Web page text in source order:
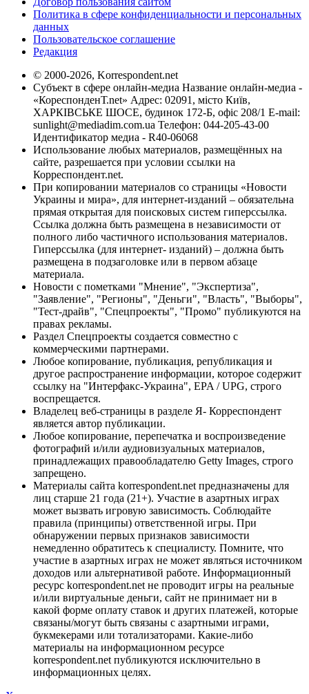
Политика в сфере конфиденциальности и персональных
данных
Пользовательское соглашение
Редакция
© 2000-2026, Korrespondent.net
Субъект в сфере онлайн-медиа Название онлайн-медиа -
«КореспонденТ.net» Адрес: 02091, місто Київ,
ХАРКІВСЬКЕ ШОСЕ, будинок 172-Б, офіс 208/1 E-mail:
sunlight@mediadim.com.ua Телефон: 044-205-43-00
Идентификатор медиа - R40-06068
Использование любых материалов, размещённых на
сайте, разрешается при условии ссылки на
Корреспондент.net.
При копировании материалов со страницы «Новости
Украины и мира», для интернет-изданий – обязательна
прямая открытая для поисковых систем гиперссылка.
Ссылка должна быть размещена в независимости от
полного либо частичного использования материалов.
Гиперссылка (для интернет- изданий) – должна быть
размещена в подзаголовке или в первом абзаце
материала.
Новости с пометками "Мнение", "Экспертиза",
"Заявление", "Регионы", "Деньги", "Власть", "Выборы",
"Тест-драйв", "Спецпроекты", "Промо" публикуются на
правах рекламы.
Раздел Спецпроекты создается совместно с
коммерческими партнерами.
Любое копирование, публикация, републикация и
другое распространение информации, которое содержит
ссылку на "Интерфакс-Украина", EPA / UPG, строго
воспрещается.
Владелец веб-страницы в разделе Я- Корреспондент
является автор публикации.
Любое копирование, перепечатка и воспроизведение
фотографий и/или аудиовизуальных материалов,
принадлежащих правообладателю Getty Images, строго
запрещено.
Материалы сайта korrespondent.net предназначены для
лиц старше 21 года (21+). Участие в азартных играх
может вызвать игровую зависимость. Соблюдайте
правила (принципы) ответственной игры. При
обнаружении первых признаков зависимости
немедленно обратитесь к специалисту. Помните, что
участие в азартных играх не может являться источником
доходов или альтернативой работе. Информационный
ресурс korrespondent.net не проводит игры на реальные
и/или виртуальные деньги, сайт не принимает ни в
какой форме оплату ставок и других платежей, которые
связаны/могут быть связаны с азартными играми,
букмекерами или тотализаторами. Какие-либо
материалы на информационном ресурсе
korrespondent.net публикуются исключительно в
информационных целях.